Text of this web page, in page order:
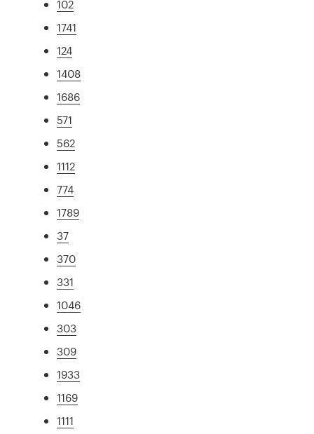
102
1741
124
1408
1686
571
562
1112
774
1789
37
370
331
1046
303
309
1933
1169
1111